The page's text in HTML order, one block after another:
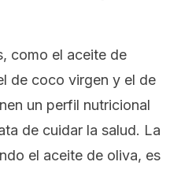
como el aceite de
de coco virgen y el de
un perfil nutricional
de cuidar la salud. La
el aceite de oliva, es